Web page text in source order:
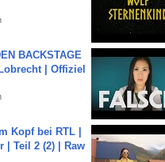
BACKSTAGE
| Offiziel
Kopf bei RTL |
| Teil 2 (2) | Raw